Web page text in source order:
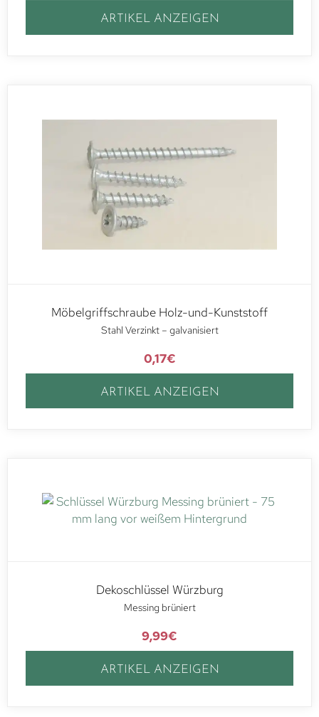
ARTIKEL ANZEIGEN
Möbelgriffschraube Holz-und-Kunststoff
Stahl Verzinkt – galvanisiert
0,17€
ARTIKEL ANZEIGEN
Dekoschlüssel Würzburg
Messing brüniert
9,99€
ARTIKEL ANZEIGEN